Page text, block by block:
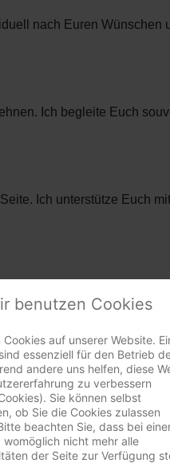
nach Euren
Ich begleite Euch
Ich unterstütze Euch
Elementen. Als
ist eine kirchliche
genau das, was Ihr
gebt. Ob romantisch,
und vielen kleinen
benutzen Cookies
auf unserer Website.
essenziell für den Betrieb
andere uns helfen, diese
zu verbessern
Sie können selbst
ob Sie die Cookies zulassen
beachten Sie, dass bei
womöglich nicht mehr alle
der Seite zur Verfügung